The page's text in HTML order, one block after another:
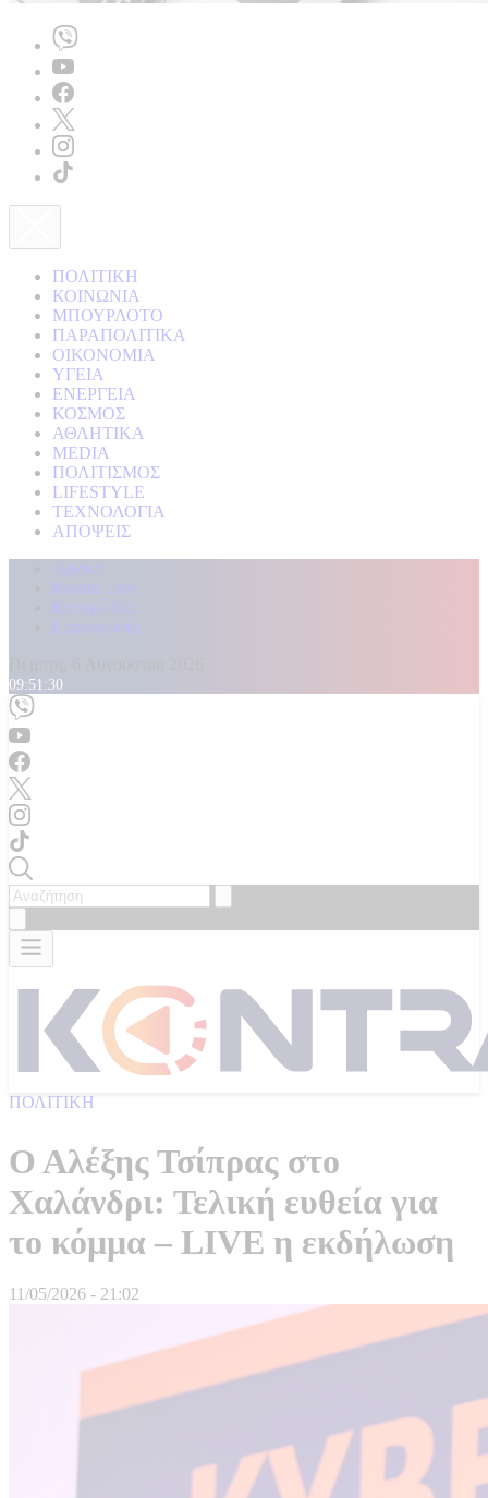
ΠΟΛΙΤΙΚΗ
ΚΟΙΝΩΝΙΑ
ΜΠΟΥΡΛΟΤΟ
ΠΑΡΑΠΟΛΙΤΙΚΑ
ΟΙΚΟΝΟΜΙΑ
ΥΓΕΙΑ
ΕΝΕΡΓΕΙΑ
ΚΟΣΜΟΣ
ΑΘΛΗΤΙΚΑ
MEDIA
ΠΟΛΙΤΙΣΜΟΣ
LIFESTYLE
ΤΕΧΝΟΛΟΓΙΑ
ΑΠΟΨΕΙΣ
Αρχική
Kontra Live
Καταγγελίες
Επικοινωνία
09:51:34
ΠΟΛΙΤΙΚΗ
Ο Αλέξης Τσίπρας στο
Χαλάνδρι: Τελική ευθεία για
το κόμμα – LIVE η εκδήλωση
11/05/2026 - 21:02